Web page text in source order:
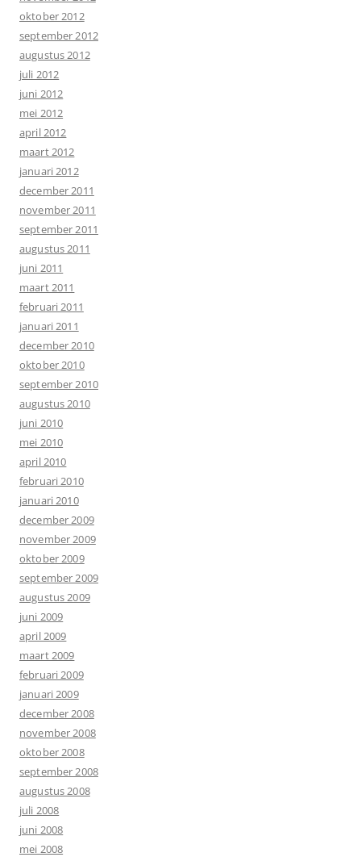
oktober 2012
september 2012
augustus 2012
juli 2012
juni 2012
mei 2012
april 2012
maart 2012
januari 2012
december 2011
november 2011
september 2011
augustus 2011
juni 2011
maart 2011
februari 2011
januari 2011
december 2010
oktober 2010
september 2010
augustus 2010
juni 2010
mei 2010
april 2010
februari 2010
januari 2010
december 2009
november 2009
oktober 2009
september 2009
augustus 2009
juni 2009
april 2009
maart 2009
februari 2009
januari 2009
december 2008
november 2008
oktober 2008
september 2008
augustus 2008
juli 2008
juni 2008
mei 2008